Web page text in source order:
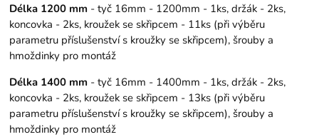
Délka 1200 mm - tyč 16mm - 1200mm - 1ks, držák - 2ks,
koncovka - 2ks, kroužek se skřipcem - 11ks (při výběru
parametru příslušenství s kroužky se skřipcem), šrouby a
hmoždinky pro montáž
Délka 1400 mm - tyč 16mm - 1400mm - 1ks, držák - 2ks,
koncovka - 2ks, kroužek se skřipcem - 13ks (při výběru
parametru příslušenství s kroužky se skřipcem), šrouby a
hmoždinky pro montáž